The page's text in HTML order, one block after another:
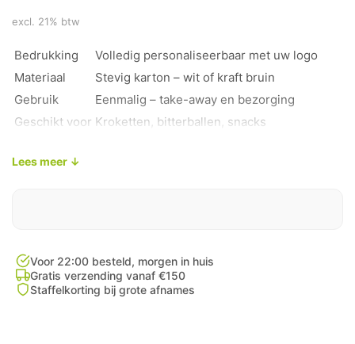
excl. 21% btw
Bedrukking
Volledig personaliseerbaar met uw logo
Materiaal
Stevig karton – wit of kraft bruin
Gebruik
Eenmalig – take-away en bezorging
Geschikt voor Kroketten, bitterballen, snacks
Lees meer ↓
Voor 22:00 besteld, morgen in huis
Gratis verzending vanaf €150
Staffelkorting bij grote afnames